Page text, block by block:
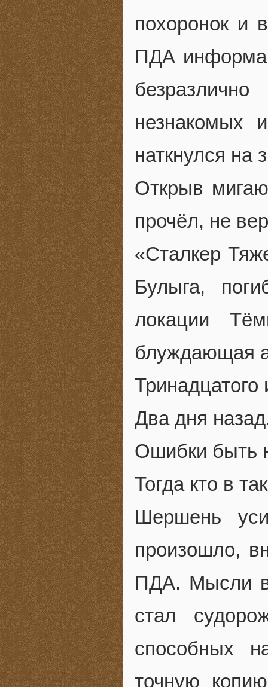
похоронок и
ПДА
незнакомых
наткнулся на
Открыв
прочёл, не
«Сталкер
Булыга,
локации
блуждающая
Два дня
Ошибки быть
Тогда кто в
Шершень
произошло,
ПДА. Мысли в
стал
способных
точную